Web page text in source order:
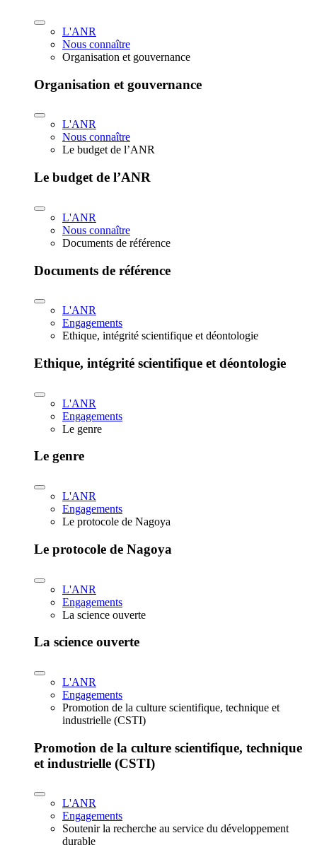
L'ANR
Nous connaître
Organisation et gouvernance
Organisation et gouvernance
L'ANR
Nous connaître
Le budget de l’ANR
Le budget de l’ANR
L'ANR
Nous connaître
Documents de référence
Documents de référence
L'ANR
Engagements
Ethique, intégrité scientifique et déontologie
Ethique, intégrité scientifique et déontologie
L'ANR
Engagements
Le genre
Le genre
L'ANR
Engagements
Le protocole de Nagoya
Le protocole de Nagoya
L'ANR
Engagements
La science ouverte
La science ouverte
L'ANR
Engagements
Promotion de la culture scientifique, technique et
industrielle (CSTI)
Promotion de la culture scientifique, technique
et industrielle (CSTI)
L'ANR
Engagements
Soutenir la recherche au service du développement
durable